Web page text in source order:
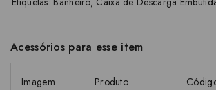
Acessórios para esse item
Imagem Produto